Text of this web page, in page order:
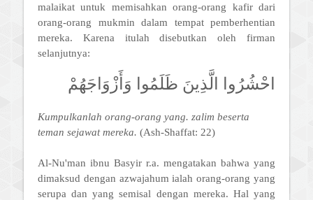
malaikat untuk memisahkan orang-orang kafir dari
orang-orang mukmin dalam tempat pemberhentian
mereka. Karena itulah disebutkan oleh firman
selanjutnya:
احْشُرُوا الَّذِينَ ظَلَمُوا وَأَزْوَاجَهُمْ
Kumpulkanlah orang-orang yang. zalim beserta
teman sejawat mereka. (Ash-Shaffat: 22)
Al-Nu'man ibnu Basyir r.a. mengatakan bahwa yang
dimaksud dengan azwajahum ialah orang-orang yang
serupa dan yang semisal dengan mereka. Hal yang